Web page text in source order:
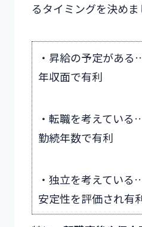
るタイミングを決めま
・昇給の予定があ
年収面で有利
・転職を考えてい
勤続年数で有利
・独立を考えてい
安定性を評価され有